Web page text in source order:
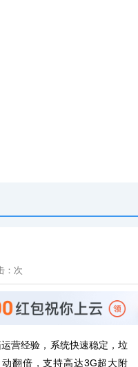
： 次
营经验，系统快速稳定，垃
翻倍，支持高达3G超大附